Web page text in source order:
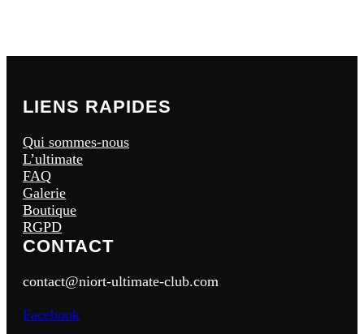
LIENS RAPIDES
Qui sommes-nous
L’ultimate
FAQ
Galerie
Boutique
RGPD
CONTACT
contact@niort-ultimate-club.com
Facebook